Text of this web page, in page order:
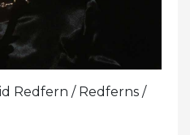
Redfern / Redferns /